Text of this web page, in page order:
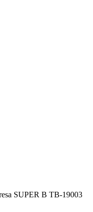
SUPER B TB-19003